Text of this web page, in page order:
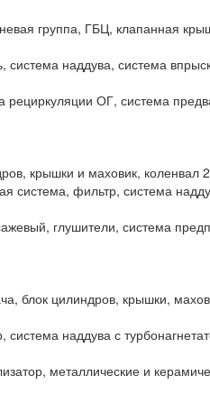
группа, ГБЦ, клапанная
наддува, система
ОГ, система
крышки и маховик, коленвал
система, фильтр, система
глушители, система
блок цилиндров, крышки,
наддува с
металлические и